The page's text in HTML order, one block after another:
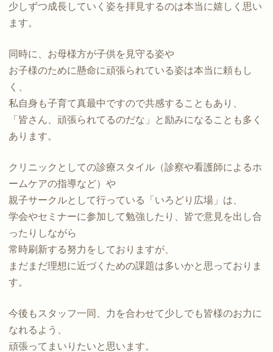
少しずつ成長していく姿を拝見するのは本当に嬉しく思い
ます。
同時に、お母様方が子供を見守る姿や
お子様のために懸命に頑張られている姿は本当に頼もし
く、
私自身も子育て真最中ですので共感することもあり、
「皆さん、頑張られてるのだな」と励みになることも多く
あります。
クリニックとしての診療スタイル（診察や看護師によるホ
ームケアの指導など）や
親子サークルとして行っている「いろどり広場」は、
学会やセミナーに参加して勉強したり、皆で意見を出し合
ったりしながら
常時刷新する努力をしておりますが、
まだまだ理想に近づくための課題は多いかと思っておりま
す。
今後もスタッフ一同、力を合わせて少しでも皆様のお力に
なれるよう、
頑張ってまいりたいと思います。